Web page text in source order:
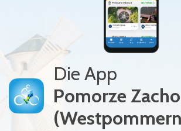
Die App
Pomorze